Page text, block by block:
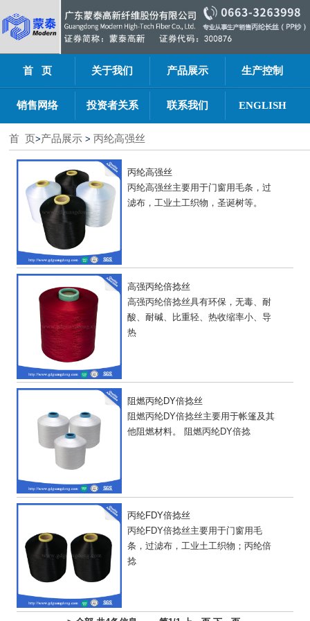
首 页 关于我们 产品展示 生产控制
销售网络 投资者关系 联系我们 ENGLISH
首 页>产品展示 > 丙纶高强丝
丙纶高强丝
丙纶高强丝主要用于门窗用毛条，过
滤布，工业土工织物，圣诞树等。
高强丙纶倍捻丝
高强丙纶倍捻丝具有环保，无毒、耐
酸、耐碱、比重轻、热收缩率小、导
热
阻燃丙纶DY倍捻丝
阻燃丙纶DY倍捻丝主要用于帐篷及其
他阻燃材料。 阻燃丙纶DY倍捻
丙纶FDY倍捻丝
丙纶FDY倍捻丝主要用于门窗用毛
条，过滤布，工业土工织物；丙纶倍
捻